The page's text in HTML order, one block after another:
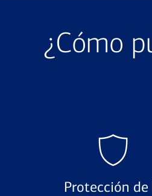
¿Cómo
Protección de